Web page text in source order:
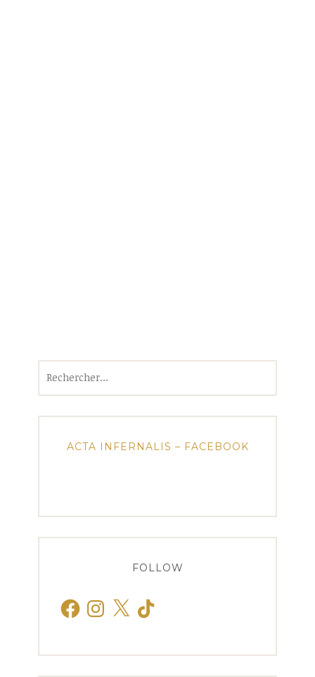
ACTA INFERNALIS – FACEBOOK
FOLLOW
FacebookInstagram
X TikTok